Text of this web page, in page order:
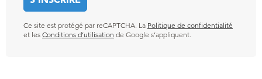
Ce site est protégé par reCAPTCHA. La Politique de confidentialité
et les Conditions d’utilisation de Google s’appliquent.